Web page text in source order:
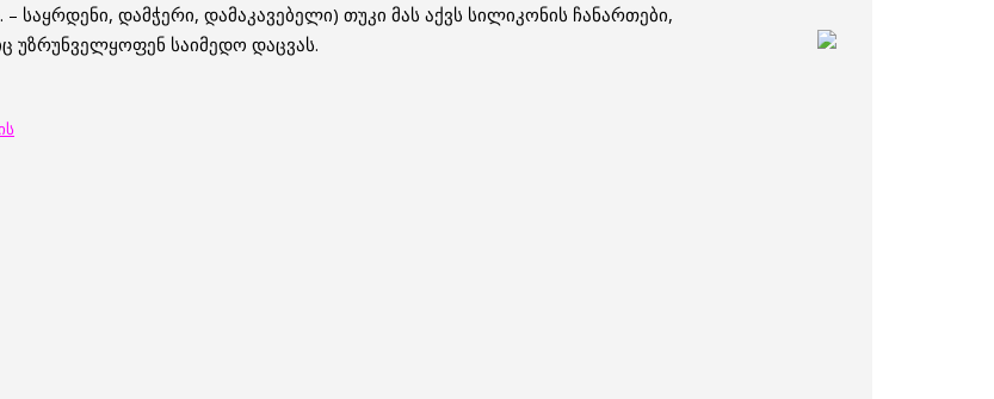
საყრდენი, დამჭერი, დამაკავებელი) თუკი მას აქვს სილიკონის ჩანართები,
უზრუნველყოფენ საიმედო დაცვას.